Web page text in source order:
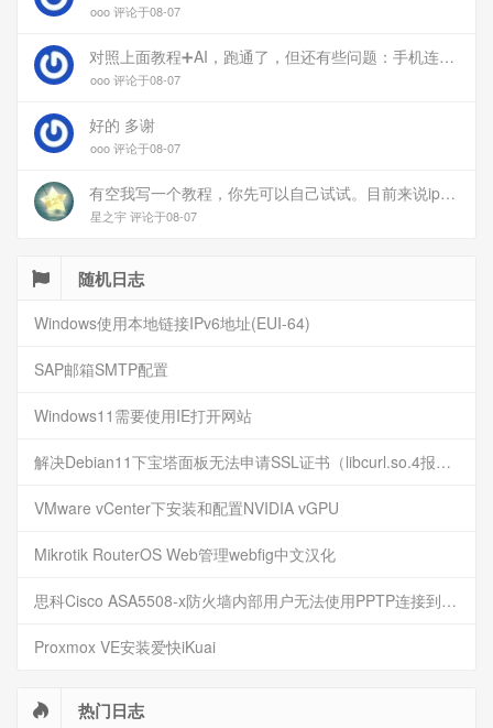
ooo 评论于08-07
对照上面教程➕AI，跑通了，但还有些问题：手机连上vpn后，部分家里内网的服务能访问（内网的Debian服务器可以），部分不能(routeros网页），不知道问题出在哪
ooo 评论于08-07
好的 多谢
ooo 评论于08-07
有空我写一个教程，你先可以自己试试。目前来说ipv6应该没问题的。
星之宇 评论于08-07
随机日志
Windows使用本地链接IPv6地址(EUI-64)
SAP邮箱SMTP配置
Windows11需要使用IE打开网站
解决Debian11下宝塔面板无法申请SSL证书（libcurl.so.4报错）
VMware vCenter下安装和配置NVIDIA vGPU
Mikrotik RouterOS Web管理webfig中文汉化
思科Cisco ASA5508-x防火墙内部用户无法使用PPTP连接到VPN
Proxmox VE安装爱快iKuai
热门日志